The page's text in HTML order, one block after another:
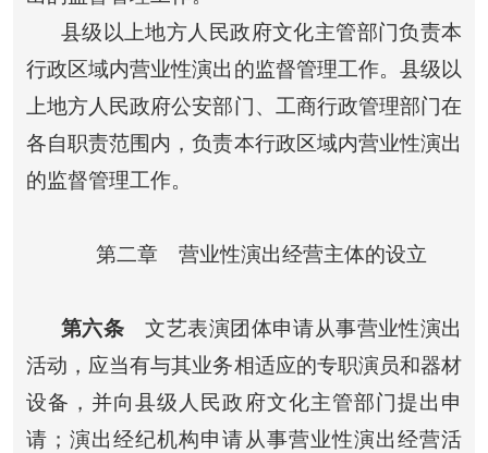
县级以上地方人民政府文化主管部门负责本
行政区域内营业性演出的监督管理工作。县级以
上地方人民政府公安部门、工商行政管理部门在
各自职责范围内，负责本行政区域内营业性演出
的监督管理工作。
第二章 营业性演出经营主体的设立
第六条 文艺表演团体申请从事营业性演出
活动，应当有与其业务相适应的专职演员和器材
设备，并向县级人民政府文化主管部门提出申
请；演出经纪机构申请从事营业性演出经营活